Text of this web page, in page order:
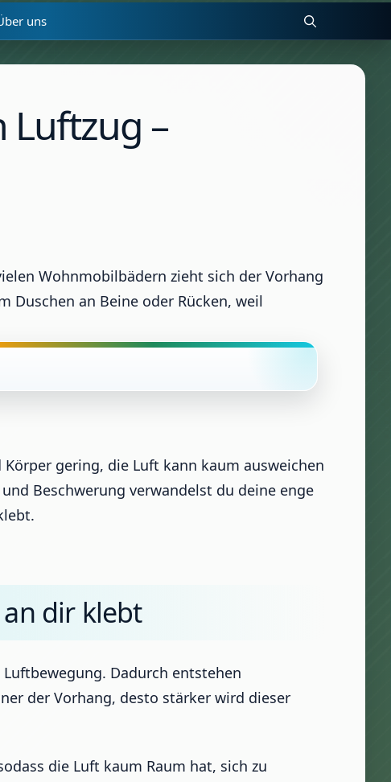
uns
–
Wohnmobilbädern zieht sich der Vorhang
Duschen an Beine oder Rücken, weil
gering, die Luft kann kaum ausweichen
Beschwerung verwandelst du deine enge
dir klebt
Dadurch entstehen
der Vorhang, desto stärker wird dieser
die Luft kaum Raum hat, sich zu